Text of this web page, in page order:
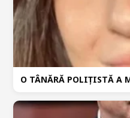
O TÂNĂRĂ POLIȚISTĂ A